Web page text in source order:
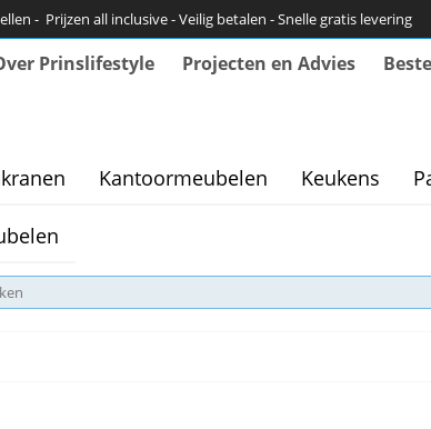
- Prijzen all inclusive - Veilig betalen - Snelle gratis levering
Prinslifestyle Projecten en Advies
Kantoormeubelen Keukens